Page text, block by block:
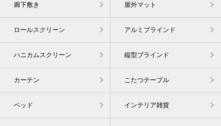
廊下敷き 屋外マット
ロールスクリーン アルミブラインド
ハニカムスクリーン 縦型ブラインド
カーテン こたつテーブル
ベッド インテリア雑貨